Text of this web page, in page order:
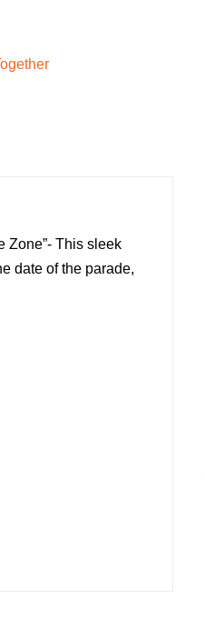
Zone”- This sleek
date of the parade,